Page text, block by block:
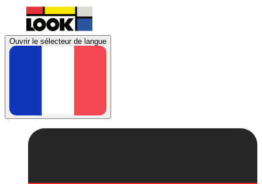
Ouvrir le sélecteur de langue